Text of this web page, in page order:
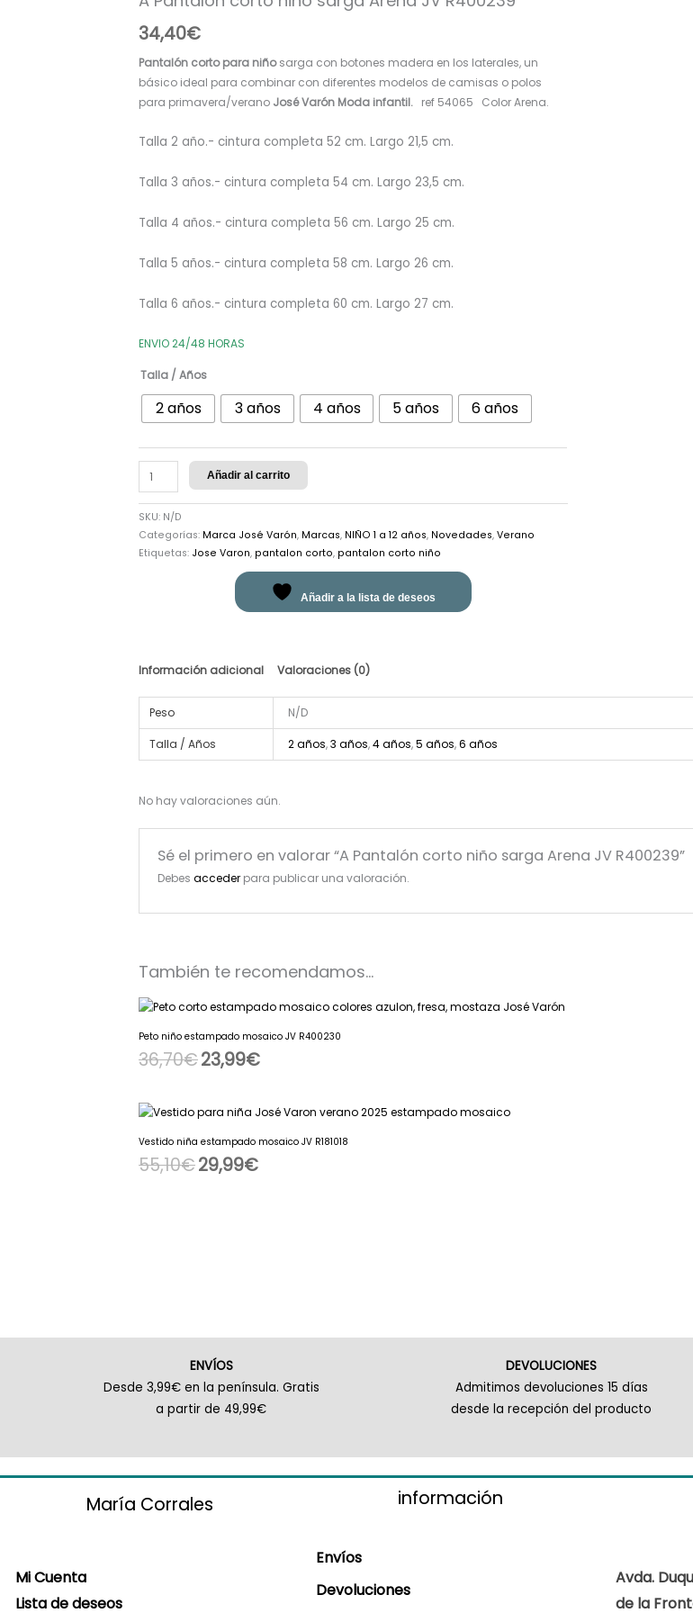
34,40€
Pantalón corto para niñosarga con botones madera en los laterales, un
básico ideal para combinar con diferentes modelos de camisas o polos
para primavera/verano José Varón Moda infantil. ref 54065 Color Arena.
Talla 2 año.- cintura completa 52 cm. Largo 21,5 cm.
Talla 3 años.- cintura completa 54 cm. Largo 23,5 cm.
Talla 4 años.- cintura completa 56 cm. Largo 25 cm.
Talla 5 años.- cintura completa 58 cm. Largo 26 cm.
Talla 6 años.- cintura completa 60 cm. Largo 27 cm.
ENVIO 24/48 HORAS
Talla / Años
2 años 3 años 4 años 5 años 6 años
R400239
cantidad
Añadir al carrito
SKU: N/D
Categorías: Marca José Varón, Marcas, NIÑO 1 a 12 años, Novedades,Verano
Etiquetas: Jose Varon, pantalon corto, pantalon corto niño
Añadir a la lista de deseos
Información adicional Valoraciones (0)
Peso N/D
Talla / Años 2 años,3 años,4 años,5 años,6 años
No hay valoraciones aún.
Sé el primero en valorar “A Pantalón corto niño sarga Arena JV R400239”
Debesacceder para publicar una valoración.
También te recomendamos…
Peto niño estampado mosaico JV R400230
36,70€23,99€
Vestido niña estampado mosaico JV R181018
55,10€29,99€
ENVÍOS
Desde 3,99€ en la península. Gratis
a partir de 49,99€
DEVOLUCIONES
Admitimos devoluciones 15 días
desde la recepción del producto
María Corrales
Mi Cuenta
Lista de deseos
información
Envíos
Devoluciones
Avda.
de la